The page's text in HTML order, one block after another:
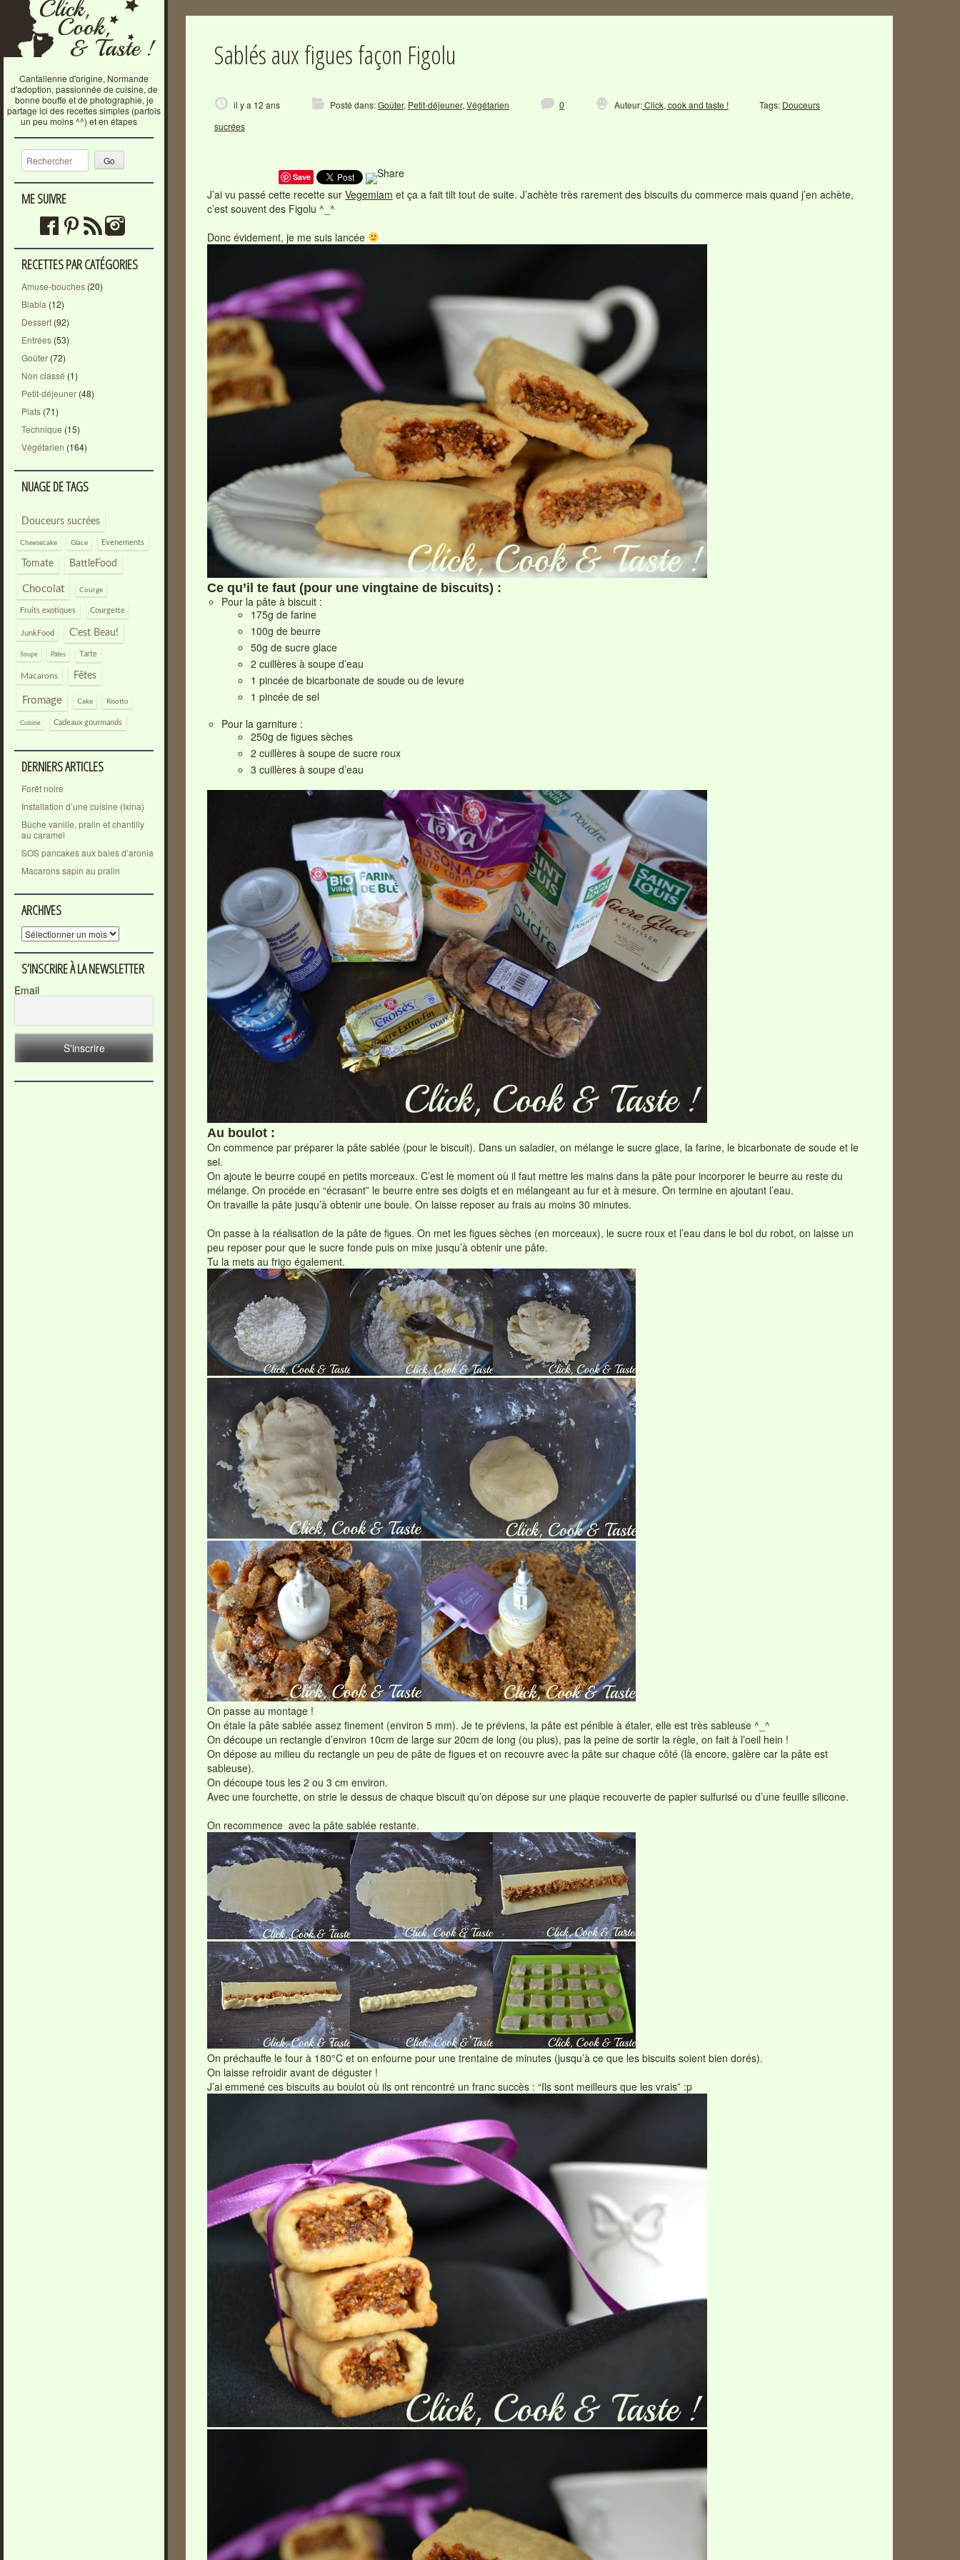
Cantalienne d'origine, Normande
d'adoption, passionnée de cuisine, de
bonne bouffe et de photographie, je
partage ici des recettes simples (parfois
un peu moins ^^) et en étapes
Recherche
ME SUIVRE
RECETTES PAR CATÉGORIES
Amuse-bouches (20)
Blabla (12)
Dessert (92)
Entrées (53)
Goûter (72)
Non classé (1)
Petit-déjeuner (48)
Plats (71)
Technique (15)
Végétarien (164)
NUAGE DE TAGS
Douceurs sucrées
Cheesecake Glace Evenements
Tomate BattleFood
Chocolat Courge
Fruits exotiques Courgette
JunkFood C'est Beau!
Soupe Pâtes Tarte
Macarons Fêtes
Fromage Cake Risotto
Cuisine Cadeaux gourmands
DERNIERS ARTICLES
Forêt noire
Installation d’une cuisine (Ixina)
Bûche vanille, pralin et chantilly
au caramel
SOS pancakes aux baies d’aronia
Macarons sapin au pralin
ARCHIVES
Archives
S’INSCRIRE À LA NEWSLETTER
Email
Sablés aux figues façon Figolu
il y a 12 ans Posté dans:Goûter, Petit-déjeuner, Végétarien 0 Auteur:Click, cook and taste ! Tags: Douceurs
sucrées
Save
J’ai vu passé cette recette sur Vegemiam et ça a fait tilt tout de suite. J’achète très rarement des biscuits du commerce mais quand j’en achète,
c’est souvent des Figolu ^_^
Donc évidement, je me suis lancée
Ce qu’il te faut (pour une vingtaine de biscuits) :
Pour la pâte à biscuit :
175g de farine
100g de beurre
50g de sucre glace
2 cuillères à soupe d’eau
1 pincée de bicarbonate de soude ou de levure
1 pincée de sel
Pour la garniture :
250g de figues sèches
2 cuillères à soupe de sucre roux
3 cuillères à soupe d’eau
Au boulot :
On commence par préparer la pâte sablée (pour le biscuit). Dans un saladier, on mélange le sucre glace, la farine, le bicarbonate de soude et le
sel.
On ajoute le beurre coupé en petits morceaux. C’est le moment où il faut mettre les mains dans la pâte pour incorporer le beurre au reste du
mélange. On procéde en “écrasant” le beurre entre ses doigts et en mélangeant au fur et à mesure. On termine en ajoutant l’eau.
On travaille la pâte jusqu’à obtenir une boule. On laisse reposer au frais au moins 30 minutes.
On passe à la réalisation de la pâte de figues. On met les figues sèches (en morceaux), le sucre roux et l’eau dans le bol du robot, on laisse un
peu reposer pour que le sucre fonde puis on mixe jusqu’à obtenir une pâte.
Tu la mets au frigo également.
On passe au montage !
On étale la pâte sablée assez finement (environ 5 mm). Je te préviens, la pâte est pénible à étaler, elle est très sableuse ^_^
On découpe un rectangle d’environ 10cm de large sur 20cm de long (ou plus), pas la peine de sortir la règle, on fait à l’oeil hein !
On dépose au milieu du rectangle un peu de pâte de figues et on recouvre avec la pâte sur chaque côté (là encore, galère car la pâte est
sableuse).
On découpe tous les 2 ou 3 cm environ.
Avec une fourchette, on strie le dessus de chaque biscuit qu’on dépose sur une plaque recouverte de papier sulfurisé ou d’une feuille silicone.
On recommence avec la pâte sablée restante.
On préchauffe le four à 180°C et on enfourne pour une trentaine de minutes (jusqu’à ce que les biscuits soient bien dorés).
On laisse refroidir avant de déguster !
J’ai emmené ces biscuits au boulot où ils ont rencontré un franc succès : “Ils sont meilleurs que les vrais” :p